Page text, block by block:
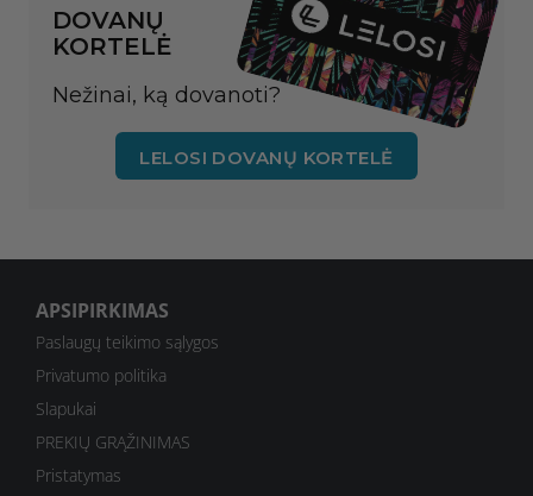
DOVANŲ
KORTELĖ
Nežinai, ką dovanoti?
LELOSI DOVANŲ KORTELĖ
APSIPIRKIMAS
Paslaugų teikimo sąlygos
Privatumo politika
Slapukai
PREKIŲ GRĄŽINIMAS
Pristatymas